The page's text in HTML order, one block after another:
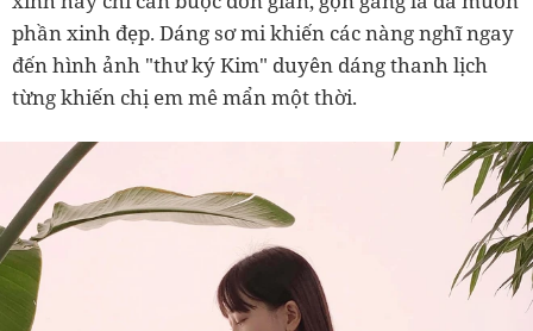
phần xinh đẹp. Dáng sơ mi khiến các nàng nghĩ ngay
đến hình ảnh "thư ký Kim" duyên dáng thanh lịch
từng khiến chị em mê mẩn một thời.